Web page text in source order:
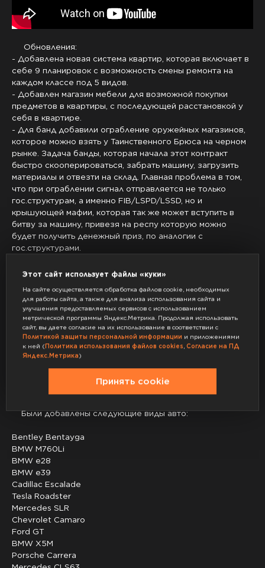
Обновления:
- Добавлена новая система квартир, которая включает в
себе 9 планировок с возможность смены ремонта на
каждом классе под 5 видов.
- Добавлен магазин мебели для возможной покупки
предметов в квартиры, с последующей расстановкой у
себя в квартире.
- Для банд добавили ограбление оружейных магазинов,
которое можно взять у Таинственного Брюса на черном
рынке. Задача банды, которая начала этот контракт
быстро скооперироваться, забрать машину, загрузить
материалы и отвезти на склад. Главная проблема в том,
что при ограблении сигнал отправляется не только
гос.структурам, а именно FIB/LSPD/LSSD, но и
крышующей мафии, которая так же может вступить в
битву за машину, привезя на респу которую можно
будет получить денежный приз, по аналогии с
гос.структурами.
системе с названием "Ломать не строить", для того
- Теперь одобренным кастомным организациям можно
будет выдавать функционал крайм организаций.
- В SecretShop добавили 4 гитары.
- В 24\7 добавили зонтик.
- В объявлениях в чате появились кнопки чтобы сразу
позвонить или написать автору.
- Добавили новое оружие на сервер. Gusenberg
Sweeper для мафий и Heavy Shotgun для сотрудников
Были добавлены следующие виды авто:
Bentley Bentayga
BMW M760Li
BMW e28
BMW e39
Cadillac Escalade
Tesla Roadster
Mercedes SLR
Chevrolet Camaro
Ford GT
BMW X5M
Porsche Carrera
Этот сайт использует файлы «куки»
На сайте осуществляется обработка файлов cookie, необходимых
для работы сайта, а также для анализа использования сайта и
улучшения предоставляемых сервисов с использованием
метрической программы Яндекс.Метрика. Продолжая использовать
сайт, вы даете согласие на их использование в соответствии с
Политикой защиты персональной информации и приложениями
к ней (Политика использования файлов cookies ,Согласие на ПД
Яндекс.Метрика)
Принять cookie